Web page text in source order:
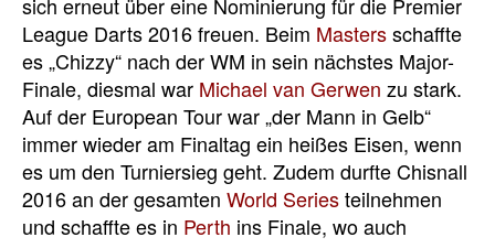
League Darts 2016 freuen. Beim Mastersschaffte
es „Chizzy“ nach der WM in sein nächstes Major-
Finale, diesmal war Michael van Gerwen zu stark.
Auf der European Tour war „der Mann in Gelb“
immer wieder am Finaltag ein heißes Eisen, wenn
es um den Turniersieg geht. Zudem durfte Chisnall
2016 an der gesamten World Seriesteilnehmen
und schaffte es in Perth ins Finale, wo auch